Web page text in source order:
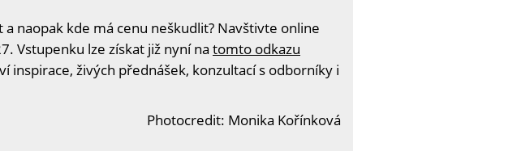
naopak kde má cenu neškudlit? Navštivte online
Vstupenku lze získat již nyní na tomto odkazu
živých přednášek, konzultací s odborníky i
Photocredit: Monika Kořínková